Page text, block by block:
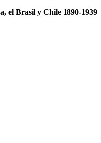
el Brasil y Chile 1890-1939